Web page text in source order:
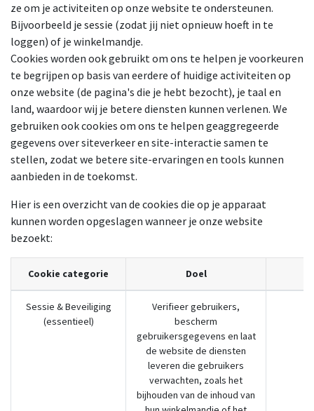
ze om je activiteiten op onze website te ondersteunen.
Bijvoorbeeld je sessie (zodat jij niet opnieuw hoeft in te
loggen) of je winkelmandje.
Cookies worden ook gebruikt om ons te helpen je voorkeuren
te begrijpen op basis van eerdere of huidige activiteiten op
onze website (de pagina's die je hebt bezocht), je taal en
land, waardoor wij je betere diensten kunnen verlenen. We
gebruiken ook cookies om ons te helpen geaggregeerde
gegevens over siteverkeer en site-interactie samen te
stellen, zodat we betere site-ervaringen en tools kunnen
aanbieden in de toekomst.
Hier is een overzicht van de cookies die op je apparaat
kunnen worden opgeslagen wanneer je onze website
bezoekt:
Cookie categorie Doel
Sessie & Beveiliging
(essentieel)
Verifieer gebruikers,
bescherm
gebruikersgegevens en laat
de website de diensten
leveren die gebruikers
verwachten, zoals het
bijhouden van de inhoud van